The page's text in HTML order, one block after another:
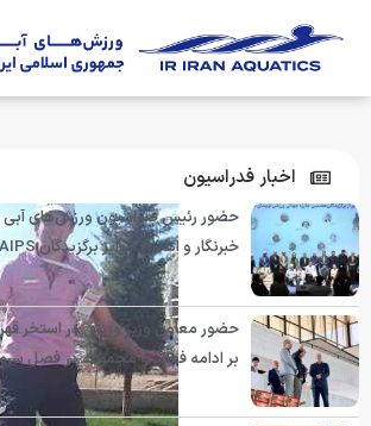
اخبار فدراسیون
حضور رئیس فدراسیون ورزش‌های آبی
خبرنگار و اهدای جوایز برگزیدگان AIPS
حضور معاون وزیر ورزش در استخر
بر ادامه فعالیت مجموعه در فصل